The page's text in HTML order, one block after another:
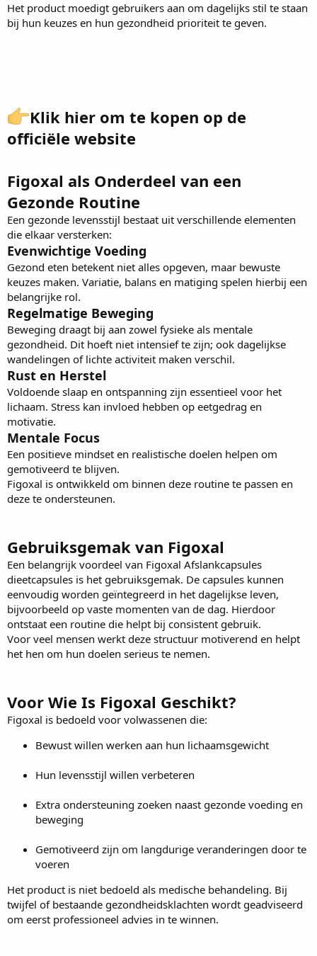
Het product moedigt gebruikers aan om dagelijks stil te staan
bij hun keuzes en hun gezondheid prioriteit te geven.
Klik hier om te kopen op de
officiële website
Figoxal als Onderdeel van een
Gezonde Routine
Een gezonde levensstijl bestaat uit verschillende elementen
die elkaar versterken:
Evenwichtige Voeding
Gezond eten betekent niet alles opgeven, maar bewuste
keuzes maken. Variatie, balans en matiging spelen hierbij een
belangrijke rol.
Regelmatige Beweging
Beweging draagt bij aan zowel fysieke als mentale
gezondheid. Dit hoeft niet intensief te zijn; ook dagelijkse
wandelingen of lichte activiteit maken verschil.
Rust en Herstel
Voldoende slaap en ontspanning zijn essentieel voor het
lichaam. Stress kan invloed hebben op eetgedrag en
motivatie.
Mentale Focus
Een positieve mindset en realistische doelen helpen om
gemotiveerd te blijven.
Figoxal is ontwikkeld om binnen deze routine te passen en
deze te ondersteunen.
Gebruiksgemak van Figoxal
Een belangrijk voordeel van Figoxal Afslankcapsules
dieetcapsules is het gebruiksgemak. De capsules kunnen
eenvoudig worden geïntegreerd in het dagelijkse leven,
bijvoorbeeld op vaste momenten van de dag. Hierdoor
ontstaat een routine die helpt bij consistent gebruik.
Voor veel mensen werkt deze structuur motiverend en helpt
het hen om hun doelen serieus te nemen.
Voor Wie Is Figoxal Geschikt?
Figoxal is bedoeld voor volwassenen die:
Bewust willen werken aan hun lichaamsgewicht
Hun levensstijl willen verbeteren
Extra ondersteuning zoeken naast gezonde voeding en
beweging
Gemotiveerd zijn om langdurige veranderingen door te
voeren
Het product is niet bedoeld als medische behandeling. Bij
twijfel of bestaande gezondheidsklachten wordt geadviseerd
om eerst professioneel advies in te winnen.